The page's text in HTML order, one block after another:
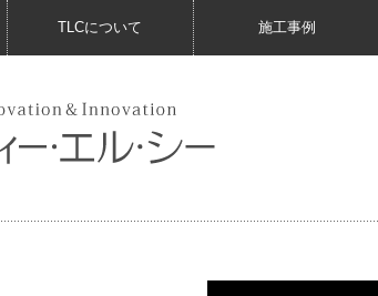
TLCについて 施工事例